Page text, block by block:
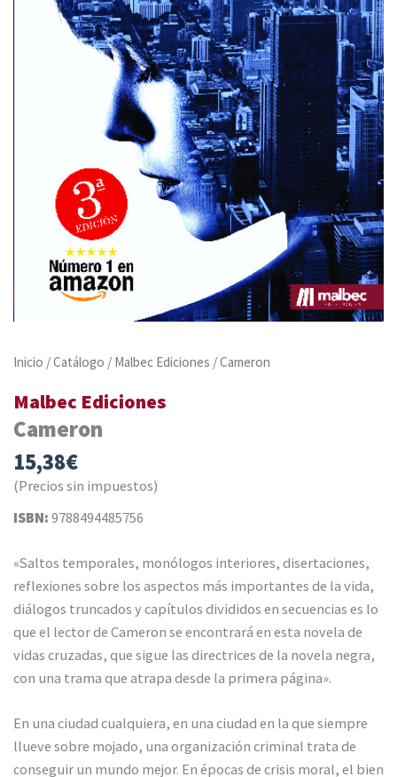
Inicio /Catálogo / Malbec Ediciones / Cameron
Malbec Ediciones
Cameron
15,38€
(Precios sin impuestos)
ISBN: 9788494485756
«Saltos temporales, monólogos interiores, disertaciones,
reflexiones sobre los aspectos más importantes de la vida,
diálogos truncados y capítulos divididos en secuencias es lo
que el lector de Cameron se encontrará en esta novela de
vidas cruzadas, que sigue las directrices de la novela negra,
con una trama que atrapa desde la primera página».
En una ciudad cualquiera, en una ciudad en la que siempre
llueve sobre mojado, una organización criminal trata de
conseguir un mundo mejor. En épocas de crisis moral, el bien